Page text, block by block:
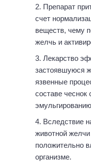
Препарат
счет
веществ, чему
желчь и
Лекарство
застоявшуюся
язвенные
составе чеснок
Вследствие
животной
положительно
организме.